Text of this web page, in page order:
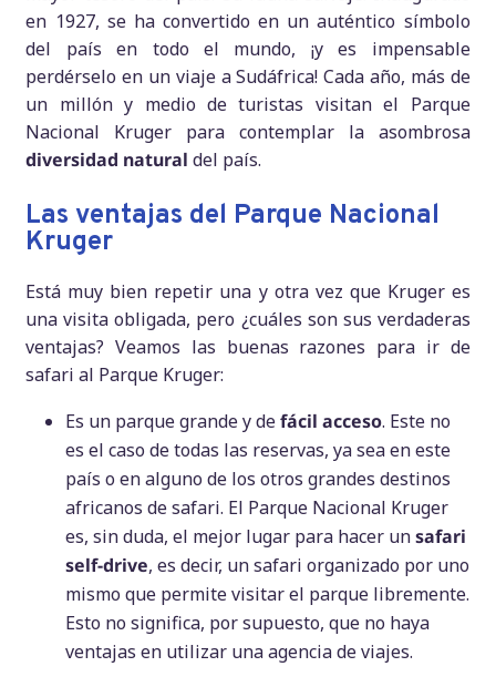
en 1927, se ha convertido en un auténtico símbolo
del país en todo el mundo, ¡y es impensable
perdérselo en un viaje a Sudáfrica! Cada año, más de
un millón y medio de turistas visitan el Parque
Nacional Kruger para contemplar la asombrosa
diversidad natural del país.
Las ventajas del Parque Nacional
Kruger
Está muy bien repetir una y otra vez que Kruger es
una visita obligada, pero ¿cuáles son sus verdaderas
ventajas? Veamos las buenas razones para ir de
safari al Parque Kruger:
Es un parque grande y defácil acceso. Este no
es el caso de todas las reservas, ya sea en este
país o en alguno de los otros grandes destinos
africanos de safari. El Parque Nacional Kruger
es, sin duda, el mejor lugar para hacer unsafari
self-drive, es decir, un safari organizado por uno
mismo que permite visitar el parque libremente.
Esto no significa, por supuesto, que no haya
ventajas en utilizar una agencia de viajes.